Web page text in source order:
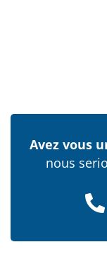
Avez vous
nous